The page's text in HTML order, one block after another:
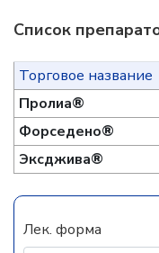
Список
Торговое название
Пролиа®
Форседено®
Эксджива®
Лек. форма